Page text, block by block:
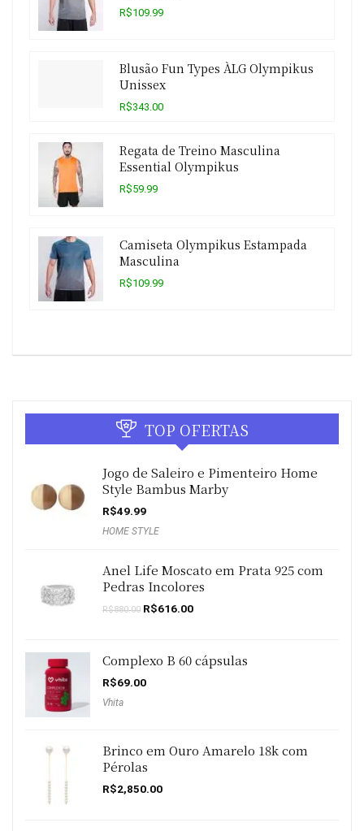
R$109.99
Blusão Fun Types ÀLG Olympikus
Unissex
R$343.00
Regata de Treino Masculina
Essential Olympikus
R$59.99
Camiseta Olympikus Estampada
Masculina
R$109.99
TOP OFERTAS
Jogo de Saleiro e Pimenteiro Home
Style Bambus Marby
R$49.99
HOME STYLE
Anel Life Moscato em Prata 925 com
Pedras Incolores
R$880.00 O
R$880.00.
R$616.00O
R$616.00.
Complexo B 60 cápsulas
R$69.00
Vhita
Brinco em Ouro Amarelo 18k com
Pérolas
R$2,850.00